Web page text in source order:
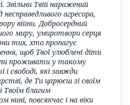
Звільни Твій наражений
несправедливого агресора,
війни. Добросердний
миру, умиротвори серця
тих, хто пропагує
щоб Твої улюблені діти
проживати у такому
і свободі, які завжди
де Ти царюєш зі своїм
Твоїм благим
повсякчас і на віки